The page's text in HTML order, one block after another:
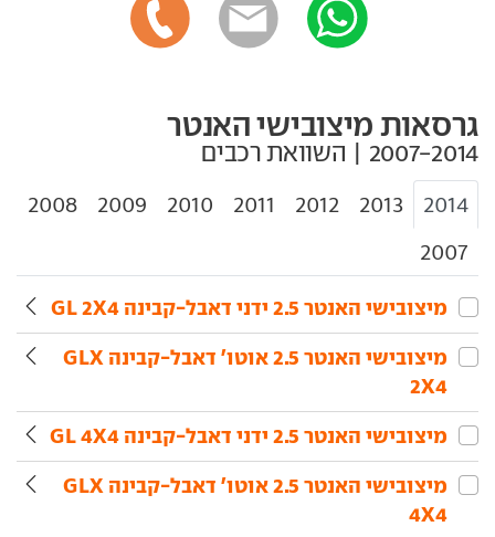
גרסאות מיצובישי האנטר
2014
2013
2012
2011
2010
2009
2008
2007
מיצובישי‏ האנטר‏ 2.5 ידני דאבל-קבינה GL 2X4
מיצובישי‏ האנטר‏ 2.5 אוטו' דאבל-קבינה GLX
2X4
מיצובישי‏ האנטר‏ 2.5 ידני דאבל-קבינה GL 4X4
מיצובישי‏ האנטר‏ 2.5 אוטו' דאבל-קבינה GLX
4X4